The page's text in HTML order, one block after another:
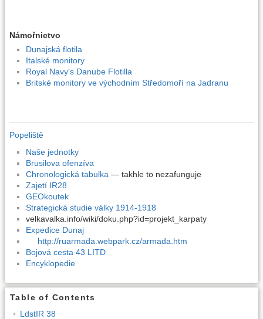
Námořnictvo
Dunajská flotila
Italské monitory
Royal Navy's Danube Flotilla
Britské monitory ve východním Středomoří na Jadranu
Popeliště
Naše jednotky
Brusilova ofenzíva
Chronologická tabulka — takhle to nezafunguje
Zajetí IR28
GEOkoutek
Strategická studie války 1914-1918
velkavalka.info/wiki/doku.php?id=projekt_karpaty
Expedice Dunaj
http://ruarmada.webpark.cz/armada.htm
Bojová cesta 43 LITD
Encyklopedie
Table of Contents
LdstIR 38